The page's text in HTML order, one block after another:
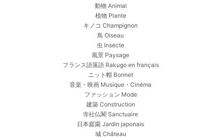
動物 Animal
植物 Plante
キノコ Champignon
鳥 Oiseau
虫 Insecte
風景 Paysage
フランス語落語 Rakugo en français
ニット帽 Bonnet
音楽・映画 Musique・Cinéma
ファッション Mode
建築 Construction
寺社仏閣 Sanctuaire
日本庭園 Jardin japonais
城 Château